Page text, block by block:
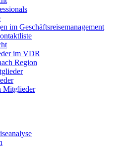
im Geschäftsreisemanagement
im VDR
Region
Mitglieder